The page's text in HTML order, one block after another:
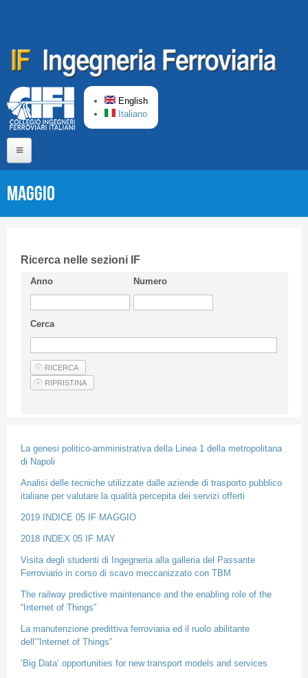
English
Italiano
Short presentation CIFI
Guideline
Privacy & Policy
Articles
Maggio
Ricerca nelle sezioni IF
Anno Numero
Cerca
La genesi politico-amministrativa della Linea 1 della metropolitana
di Napoli
Analisi delle tecniche utilizzate dalle aziende di trasporto pubblico
italiane per valutare la qualità percepita dei servizi offerti
2019 INDICE 05 IF MAGGIO
2018 INDEX 05 IF MAY
Visita degli studenti di Ingegneria alla galleria del Passante
Ferroviario in corso di scavo meccanizzato con TBM
The railway predictive maintenance and the enabling role of the
“Internet of Things”
La manutenzione predittiva ferroviaria ed il ruolo abilitante
dell’“Internet of Things”
‘Big Data’ opportunities for new transport models and services